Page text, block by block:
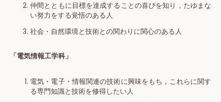
仲間とともに目標を達成することの喜びを知り，たゆまな
い努力をする覚悟のある人
社会・自然環境と技術との関わりに関心のある人
「電気情報工学科」
電気・電子・情報関連の技術に興味をもち，これらに関す
る専門知識と技術を修得したい人